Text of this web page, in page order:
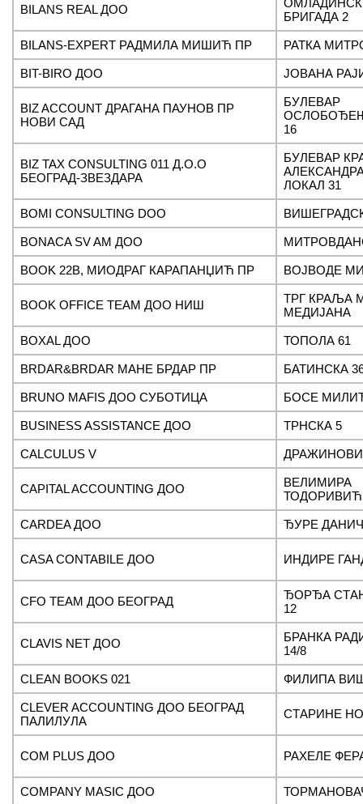
BILANS REAL ДОО
БРИГАДА 2
BILANS-EXPERT РАДМИЛА МИШИЋ ПР РАТКА
BIT-BIRO ДОО ЈОВАНА
BIZ ACCOUNT ДРАГАНА ПАУНОВ ПР
НОВИ САД
БУЛЕВАР
16
BIZ TAX CONSULTING 011 Д.О.О
БЕОГРАД-ЗВЕЗДАРА
БУЛЕВАР
ЛОКАЛ 31
BOMI CONSULTING DOO
BONACA SV AM ДОО
BOOK 22В, МИОДРАГ КАРАПАНЏИЋ ПР ВОЈВОДЕ
BOOK OFFICE TEAM ДОО НИШ
ТРГ КРАЉА
МЕДИЈАНА
BOXAL ДОО ТОПОЛА 61
BRDAR&BRDAR МАНЕ БРДАР ПР БАТИНСКА
BRUNO MAFIS ДОО СУБОТИЦА БОСЕ
BUSINESS ASSISTANCE ДОО ТРНСКА 5
CALCULUS V
CAPITAL ACCOUNTING ДОО
ВЕЛИМИРА
ТОДОРИВИЋ
CARDEA ДОО ЂУРЕ
CASA CONTABILE ДОО ИНДИРЕ
CFO TEAM ДОО БЕОГРАД
ЂОРЂА
12
CLAVIS NET ДОО
БРАНКА
14/8
CLEAN BOOKS 021 ФИЛИПА
CLEVER ACCOUNTING ДОО БЕОГРАД
ПАЛИЛУЛА
СТАРИНЕ
COM PLUS ДОО РАХЕЛЕ
COMPANY MASIC ДОО